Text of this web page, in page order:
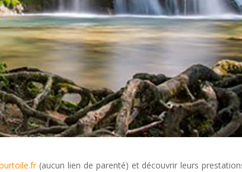
(aucun lien de parenté) et découvrir leurs